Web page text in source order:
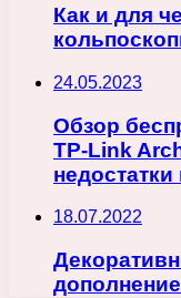
Как и для
24.05.2023
Обзор
TP-Link
18.07.2022